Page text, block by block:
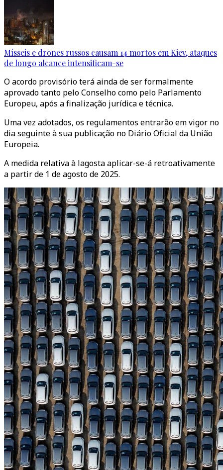
Mísseis e drones russos causam 14 mortos em Kiev, ataques
de longo alcance intensificam-se
O acordo provisório terá ainda de ser formalmente
aprovado tanto pelo Conselho como pelo Parlamento
Europeu, após a finalização jurídica e técnica.
Uma vez adotados, os regulamentos entrarão em vigor no
dia seguinte à sua publicação no Diário Oficial da União
Europeia.
A medida relativa à lagosta aplicar-se-á retroativamente
a partir de 1 de agosto de 2025.